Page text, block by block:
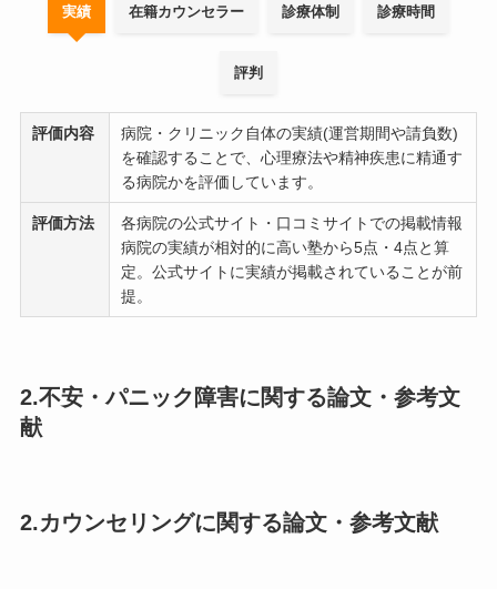
実績 在籍カウンセラー 診療体制 診療時間
評判
評価内容
病院・クリニック自体の実績(運営期間や請負数)
を確認することで、心理療法や精神疾患に精通す
る病院かを評価しています。
評価方法
各病院の公式サイト・口コミサイトでの掲載情報
病院の実績が相対的に高い塾から5点・4点と算
定。公式サイトに実績が掲載されていることが前
提。
2.不安・パニック障害に関する論文・参考文
献
2.カウンセリングに関する論文・参考文献